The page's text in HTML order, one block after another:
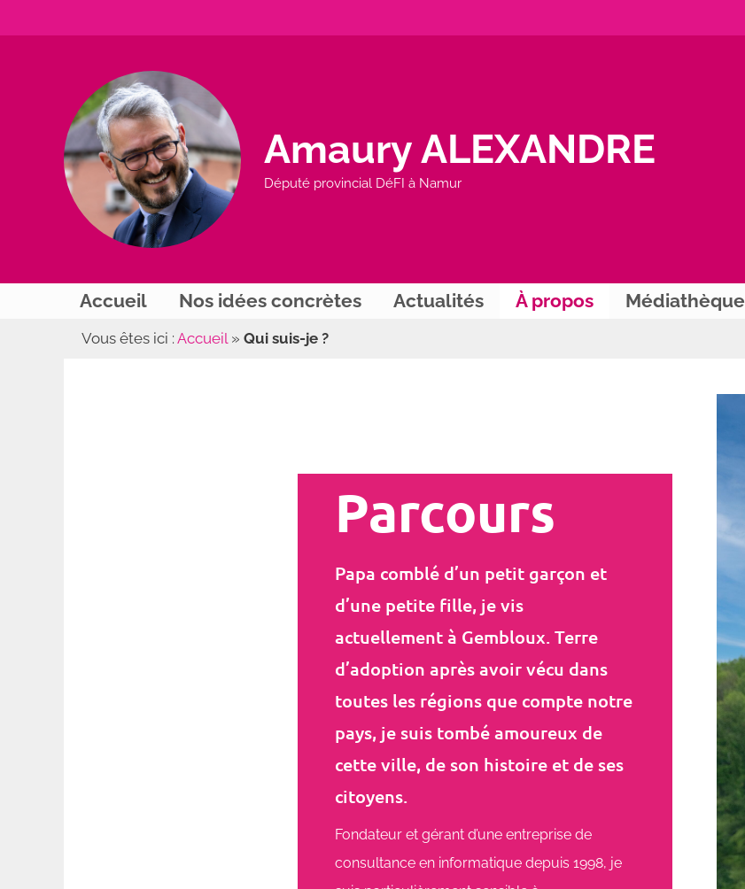
au
Amaury ALEXANDRE
Député provincial DéFI à Namur
Accueil Nos idées concrètes Actualités À propos Médiathèque
Vous êtes ici : Accueil» Qui suis-je ?
Parcours
Papa comblé d’un petit garçon et
d’une petite fille, je vis
actuellement à Gembloux. Terre
d’adoption après avoir vécu dans
toutes les régions que compte notre
pays, je suis tombé amoureux de
cette ville, de son histoire et de ses
citoyens.
Fondateur et gérant d’une entreprise de
consultance en informatique depuis 1998, je